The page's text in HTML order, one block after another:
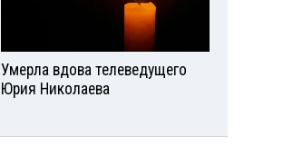
Умерла вдова телеведущего
Юрия Николаева